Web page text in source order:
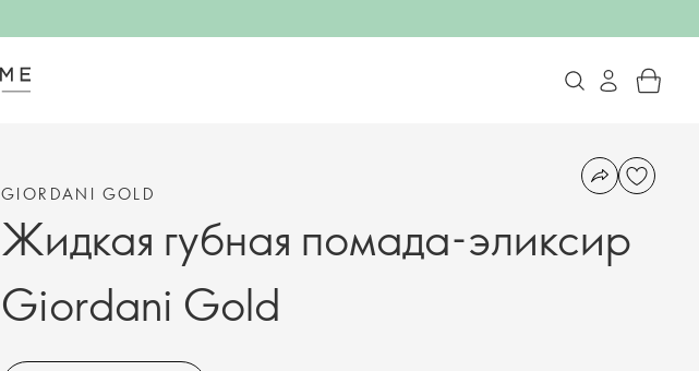
GIORDANI GOLD
Жидкая губная помада-эликсир
Giordani Gold